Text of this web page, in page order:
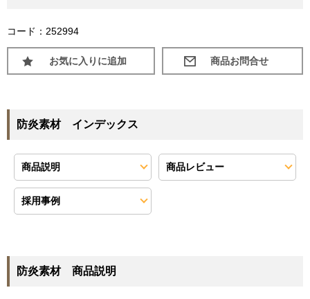
コード：252994
お気に入りに追加
防炎素材 インデックス
商品説明 商品レビュー
採用事例
防炎素材 商品説明